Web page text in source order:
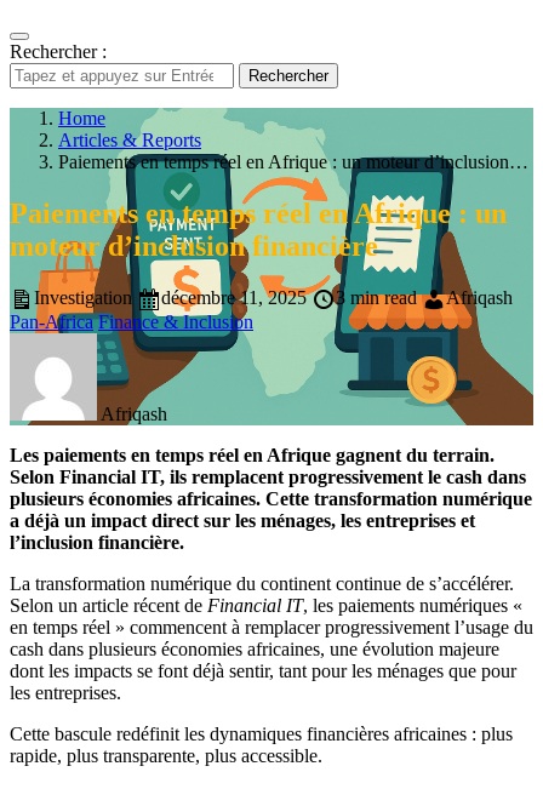
Rechercher :
Rechercher
Home
Articles & Reports
Paiements en temps réel en Afrique : un moteur d’inclusion…
Paiements en temps réel en Afrique : un
moteur d’inclusion financière
Investigation décembre 11, 2025 3 min read
Afriqash
Pan-Africa Finance & Inclusion
Afriqash
Les paiements en temps réel en Afrique gagnent du terrain.
Selon Financial IT, ils remplacent progressivement le cash dans
plusieurs économies africaines. Cette transformation numérique
a déjà un impact direct sur les ménages, les entreprises et
l’inclusion financière.
La transformation numérique du continent continue de s’accélérer.
Selon un article récent de Financial IT, les paiements numériques «
en temps réel » commencent à remplacer progressivement l’usage du
cash dans plusieurs économies africaines, une évolution majeure
dont les impacts se font déjà sentir, tant pour les ménages que pour
les entreprises.
Cette bascule redéfinit les dynamiques financières africaines : plus
rapide, plus transparente, plus accessible.